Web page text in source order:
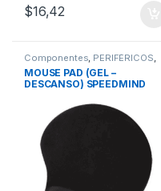
$16,42
Componentes, PERIFÉRICOS,
Mouse pad
MOUSE PAD (GEL –
DESCANSO) SPEEDMIND